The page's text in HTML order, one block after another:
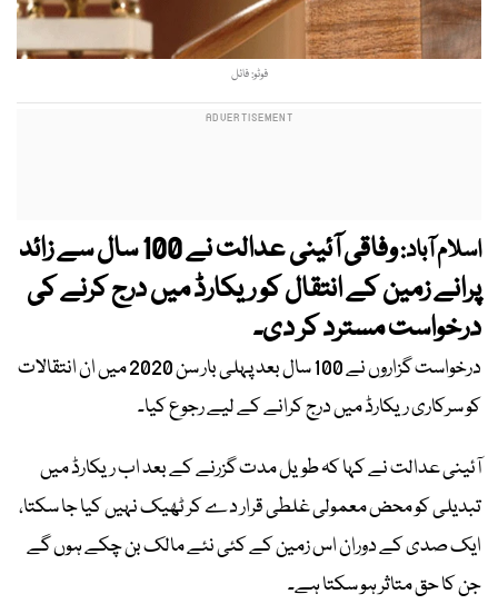
فوٹو: فائل
اسلام آباد:
وفاقی آئینی عدالت نے 100 سال سے زائد
پرانے زمین کے انتقال کو ریکارڈ میں درج کرنے کی
درخواست مسترد کر دی۔
درخواست گزاروں نے 100 سال بعد پہلی بار سن 2020 میں ان انتقالات
کو سرکاری ریکارڈ میں درج کرانے کے لیے رجوع کیا۔
آئینی عدالت نے کہا کہ طویل مدت گزرنے کے بعد اب ریکارڈ میں
تبدیلی کو محض معمولی غلطی قرار دے کر ٹھیک نہیں کیا جا سکتا،
ایک صدی کے دوران اس زمین کے کئی نئے مالک بن چکے ہوں گے
جن کا حق متاثر ہو سکتا ہے۔